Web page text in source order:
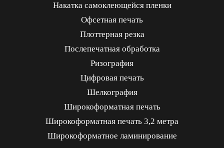
Накатка самоклеющейся пленки
Офсетная печать
Плоттерная резка
Послепечатная обработка
Ризография
Цифровая печать
Шелкография
Широкоформатная печать
Широкоформатная печать 3,2 метра
Широкоформатное ламинирование